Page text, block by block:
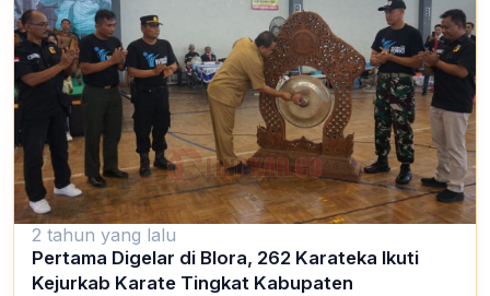
2 tahun yang lalu
Pertama Digelar di Blora, 262 Karateka Ikuti
Kejurkab Karate Tingkat Kabupaten